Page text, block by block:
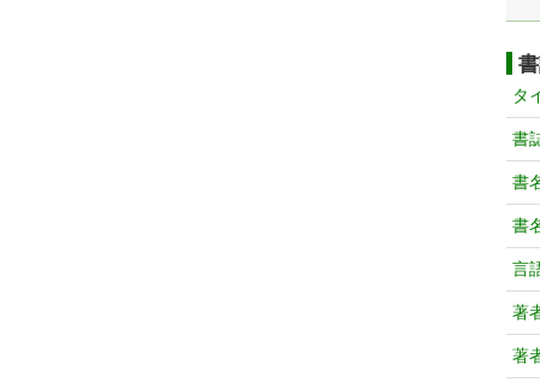
タ
書
書
書
言
著
著